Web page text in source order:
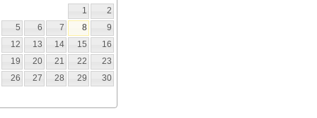
1
2
5 6 7 8
9
12 13 14 15
16
19 20 21 22
23
26 27 28 29
30